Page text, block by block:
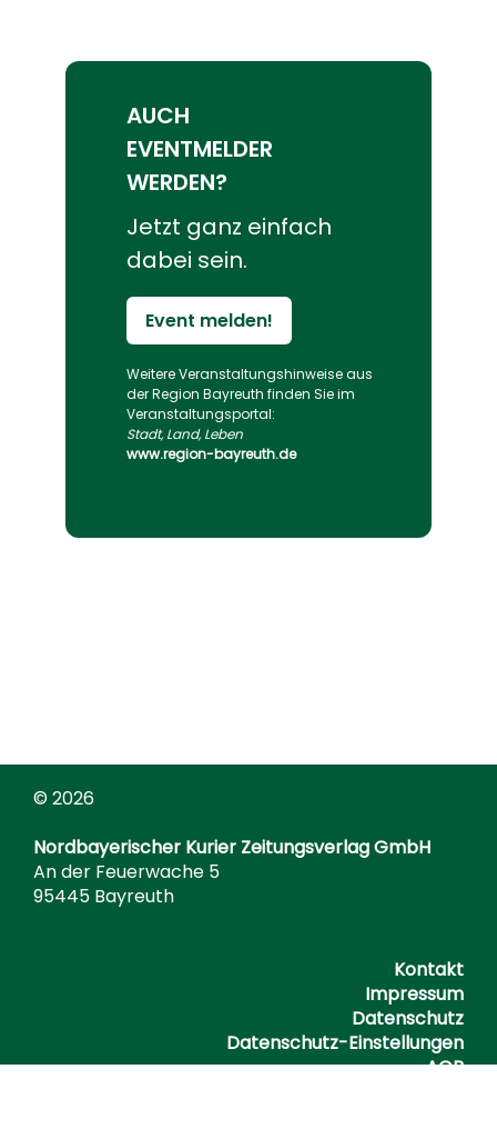
AUCH
EVENTMELDER
WERDEN?
Jetzt ganz einfach
dabei sein.
Event melden!
Weitere Veranstaltungs­hinweise aus
der Region Bayreuth finden Sie im
Veranstaltungs­portal:
Stadt, Land, Leben
www.region-bayreuth.de
© 2026
Nordbayerischer Kurier Zeitungsverlag GmbH
An der Feuerwache 5
95445 Bayreuth
Kontakt
Impressum
Datenschutz
Datenschutz-Einstellungen
AGB